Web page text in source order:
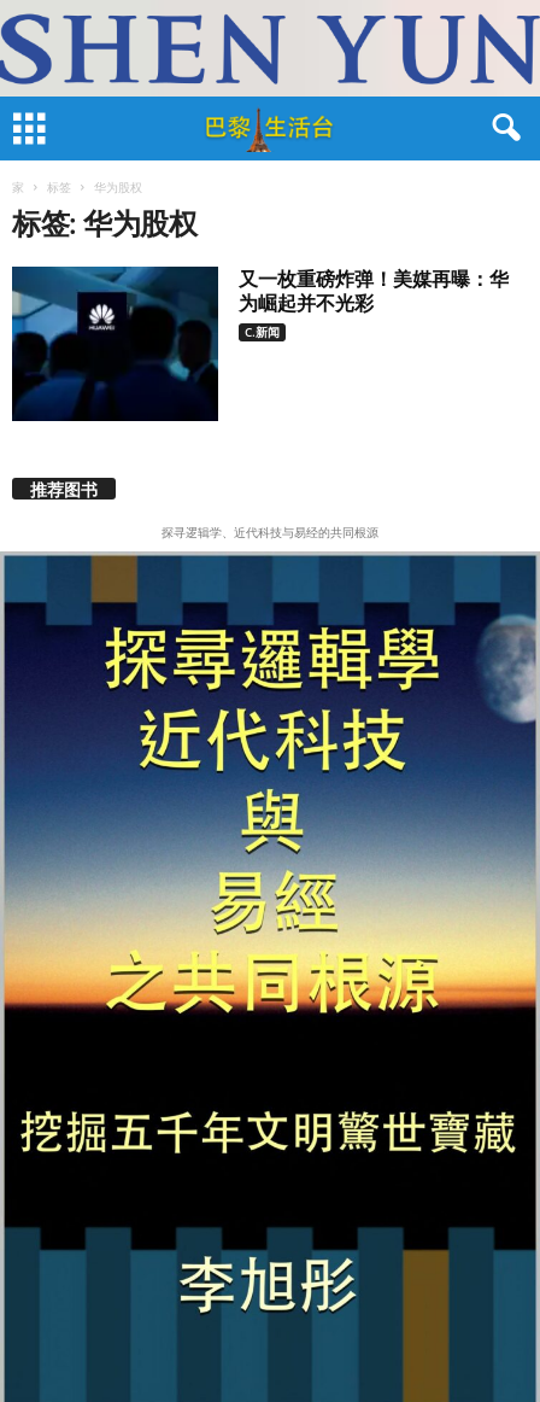
家 标签 华为股权
标签: 华为股权
又一枚重磅炸弹！美媒再曝：华
为崛起并不光彩
C.新闻
推荐图书
探寻逻辑学、近代科技与易经的共同根源